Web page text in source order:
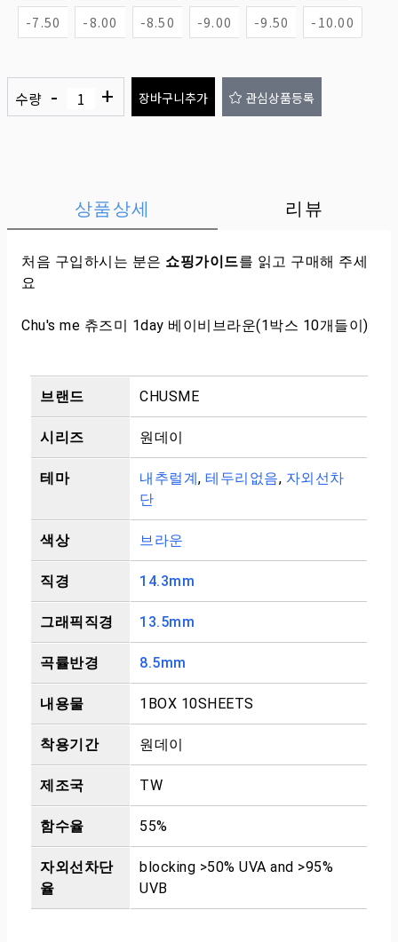
-7.50 -8.00 -8.50 -9.00 -9.50 -10.00
수량 - + 장바구니추가 관심상품등록
상품상세 리뷰
처음 구입하시는 분은 쇼핑가이드를 읽고 구매해 주세
요
Chu's me 츄즈미 1day 베이비브라운(1박스 10개들이)
브랜드 CHUSME
시리즈 원데이
테마 내추럴계, 테두리없음, 자외선차
단
색상 브라운
직경 14.3mm
그래픽직경 13.5mm
곡률반경 8.5mm
내용물 1BOX 10SHEETS
착용기간 원데이
제조국 TW
함수율 55%
자외선차단
율
blocking >50% UVA and >95%
UVB